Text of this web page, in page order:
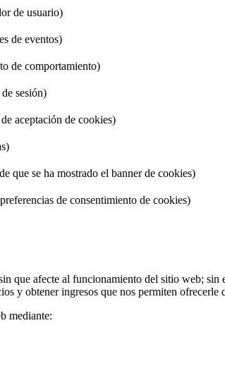
de usuario)
de eventos)
de comportamiento)
sesión)
aceptación de cookies)
que se ha mostrado el banner de cookies)
de consentimiento de cookies)
que afecte al funcionamiento del sitio web;
y obtener ingresos que nos permiten ofrecerle
mediante: